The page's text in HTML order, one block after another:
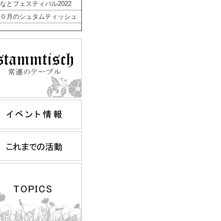
とフェスティバル2022
月のシュタムティッシュ